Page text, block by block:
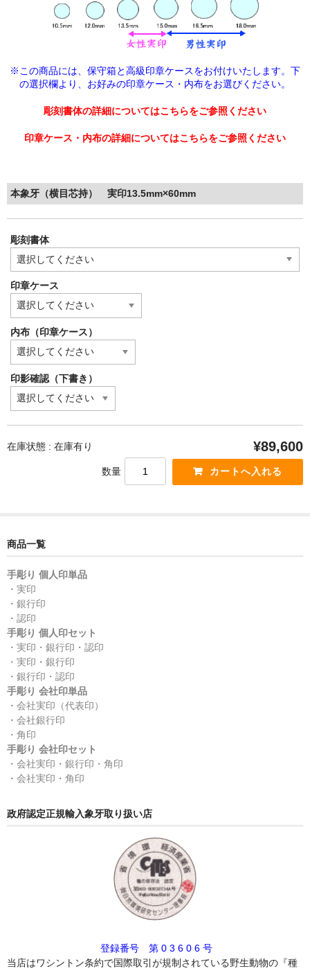
※この商品には、保守箱と高級印章ケースをお付けいたします。下
の選択欄より、 お好みの印章ケース・内布をお選びください。
彫刻書体の詳細についてはこちらをご参照ください
印章ケース・内布の詳細についてはこちらをご参照ください
本象牙（横目芯持） 実印13.5mm×60mm
彫刻書体
印章ケース
内布（印章ケース）
印影確認（下書き）
在庫状態 : 在庫有り ¥89,600
数量
商品一覧
手彫り 個人印単品
・実印
・銀行印
・認印
手彫り 個人印セット
・実印・銀行印・認印
・実印・銀行印
・銀行印・認印
手彫り 会社印単品
・会社実印（代表印）
・会社銀行印
・角印
手彫り 会社印セット
・会社実印・銀行印・角印
・会社実印・角印
政府認定正規輸入象牙取り扱い店
登録番号 第 0 3 6 0 6 号
当店はワシントン条約で国際取引が規制されている野生動物の『種